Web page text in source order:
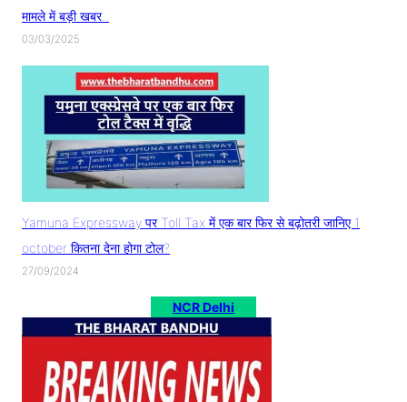
मामले में बड़ी खबर..
03/03/2025
Yamuna Expressway पर Toll Tax में एक बार फिर से बढ़ोतरी जानिए 1
october कितना देना होगा टोल?
27/09/2024
NCR Delhi